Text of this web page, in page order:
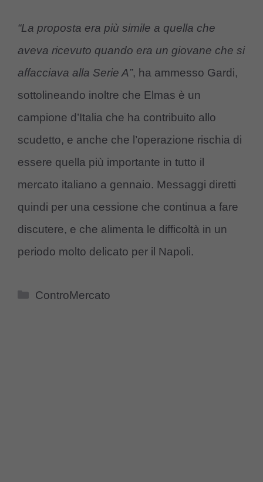
“La proposta era più simile a quella che
aveva ricevuto quando era un giovane che si
affacciava alla Serie A”, ha ammesso Gardi,
sottolineando inoltre che Elmas è un
campione d’Italia che ha contribuito allo
scudetto, e anche che l’operazione rischia di
essere quella più importante in tutto il
mercato italiano a gennaio. Messaggi diretti
quindi per una cessione che continua a fare
discutere, e che alimenta le difficoltà in un
periodo molto delicato per il Napoli.
Categorie
ControMercato